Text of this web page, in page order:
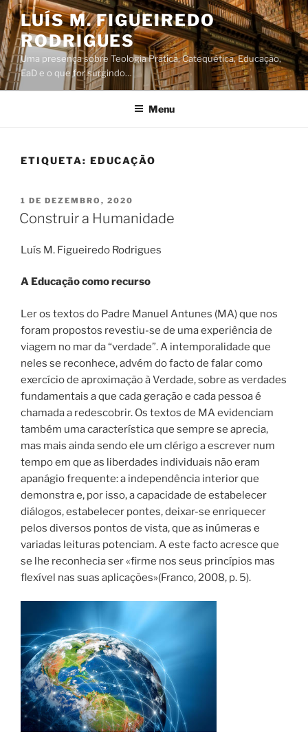
Saltar
para
o
conteúdo
LUÍS M. FIGUEIREDO
RODRIGUES
Uma presença sobre Teologia Prática, Catequética, Educação,
EaD e o que for surgindo…
Menu
ETIQUETA: EDUCAÇÃO
PUBLICADO
EM
1 DE DEZEMBRO, 2020
Construir a Humanidade
Luís M. Figueiredo Rodrigues
A Educação como recurso
Ler os textos do Padre Manuel Antunes (MA) que nos
foram propostos revestiu-se de uma experiência de
viagem no mar da “verdade”. A intemporalidade que
neles se reconhece, advém do facto de falar como
exercício de aproximação à Verdade, sobre as verdades
fundamentais a que cada geração e cada pessoa é
chamada a redescobrir. Os textos de MA evidenciam
também uma característica que sempre se aprecia,
mas mais ainda sendo ele um clérigo a escrever num
tempo em que as liberdades individuais não eram
apanágio frequente: a independência interior que
demonstra e, por isso, a capacidade de estabelecer
diálogos, estabelecer pontes, deixar-se enriquecer
pelos diversos pontos de vista, que as inúmeras e
variadas leituras potenciam. A este facto acresce que
se lhe reconhecia ser «firme nos seus princípios mas
flexível nas suas aplicações»(Franco, 2008, p. 5).